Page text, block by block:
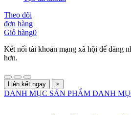
Theo dõi
đơn hàng
Giỏ hàng0
Kết nối tài khoản mạng xã hội để đăng
hơn.
Liên kết ngay ×
DANH MỤC SẢN PHẨM DANH